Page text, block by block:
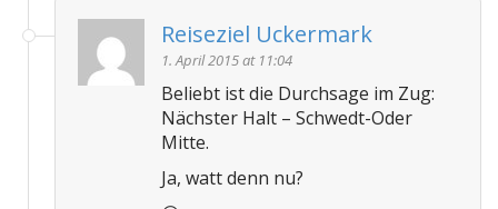
Reiseziel Uckermark
1. April 2015 at 11:04
Beliebt ist die Durchsage im Zug:
Nächster Halt – Schwedt-Oder
Mitte.
Ja, watt denn nu?